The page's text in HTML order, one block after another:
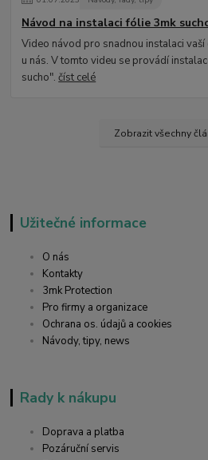
Návod na instalaci fólie 3mk
Video návod pro snadnou instalaci
u nás. V tomto videu se provádí
sucho".číst celé
Zobrazit všechny
Užitečné informace
O nás
Kontakty
3mk Protection
Pro firmy a organizace
Ochrana os. údajů a cookies
Návody, tipy, news
Rady k nákupu
Doprava a platba
Pozáruční servis